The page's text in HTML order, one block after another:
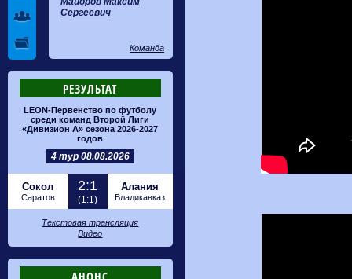
Сергеевич
Команда
РЕЗУЛЬТАТ
LEON-Первенство по футболу
среди команд Второй Лиги
«Дивизион А» сезона 2026-2027
годов
4 тур 08.08.2026
Сокол
Саратов
2:1
(1:1)
Алания
Владикавказ
Текстовая трансляция
Видео